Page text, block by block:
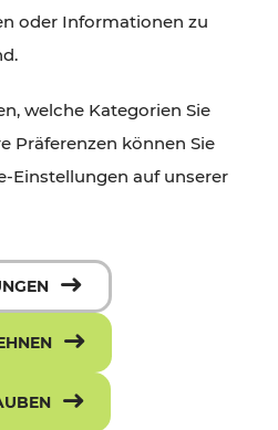
oder Informationen zu
welche Kategorien Sie
Präferenzen können Sie
Einstellungen auf unserer